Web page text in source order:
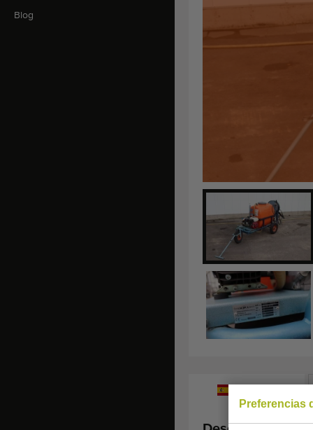
Preferencias
Blog